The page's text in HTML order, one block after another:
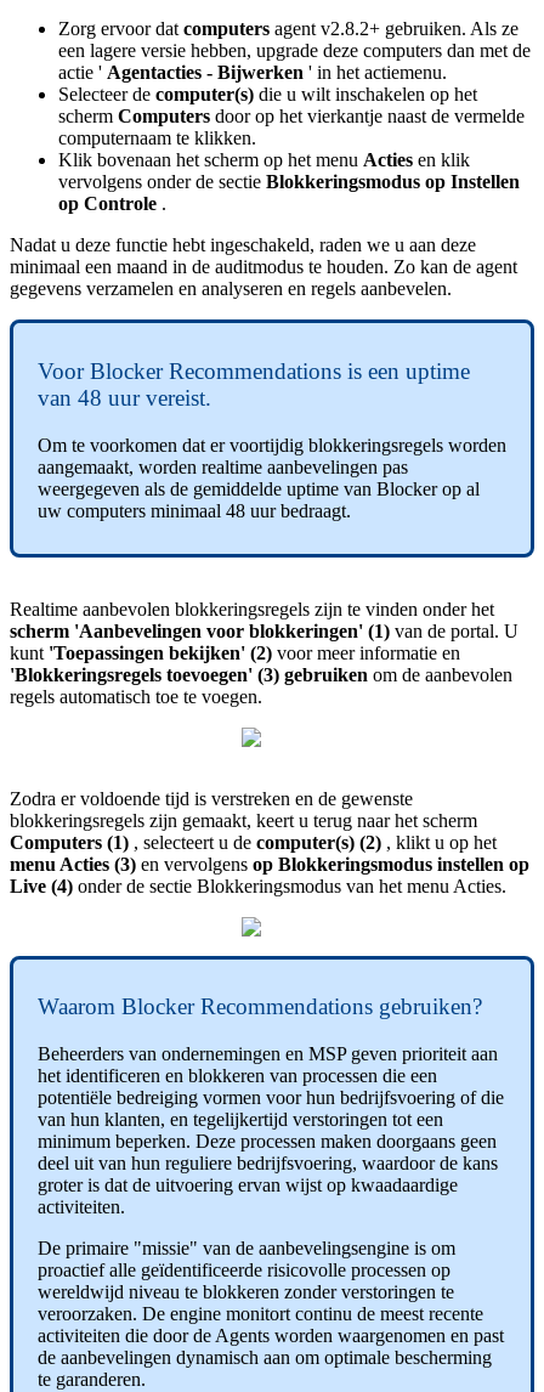
Zorg ervoor dat computers agent v2.8.2+ gebruiken. Als ze
een lagere versie hebben, upgrade deze computers dan met de
actie ' Agentacties - Bijwerken ' in het actiemenu.
Selecteer de computer(s) die u wilt inschakelen op het
scherm Computers door op het vierkantje naast de vermelde
computernaam te klikken.
Klik bovenaan het scherm op het menu Acties en klik
vervolgens onder de sectie Blokkeringsmodus op Instellen
op Controle .
Nadat u deze functie hebt ingeschakeld, raden we u aan deze
minimaal een maand in de auditmodus te houden. Zo kan de agent
gegevens verzamelen en analyseren en regels aanbevelen.
Voor Blocker Recommendations is een uptime
van 48 uur vereist.
Om te voorkomen dat er voortijdig blokkeringsregels worden
aangemaakt, worden realtime aanbevelingen pas
weergegeven als de gemiddelde uptime van Blocker op al
uw computers minimaal 48 uur bedraagt.
Realtime aanbevolen blokkeringsregels zijn te vinden onder het
scherm 'Aanbevelingen voor blokkeringen' (1) van de portal. U
kunt 'Toepassingen bekijken' (2) voor meer informatie en
'Blokkeringsregels toevoegen' (3) gebruiken om de aanbevolen
regels automatisch toe te voegen.
Zodra er voldoende tijd is verstreken en de gewenste
blokkeringsregels zijn gemaakt, keert u terug naar het scherm
Computers (1) , selecteert u de computer(s) (2) , klikt u op het
menu Acties (3) en vervolgens op Blokkeringsmodus instellen op
Live (4) onder de sectie Blokkeringsmodus van het menu Acties.
Waarom Blocker Recommendations gebruiken?
Beheerders van ondernemingen en MSP geven prioriteit aan
het identificeren en blokkeren van processen die een
potentiële bedreiging vormen voor hun bedrijfsvoering of die
van hun klanten, en tegelijkertijd verstoringen tot een
minimum beperken. Deze processen maken doorgaans geen
deel uit van hun reguliere bedrijfsvoering, waardoor de kans
groter is dat de uitvoering ervan wijst op kwaadaardige
activiteiten.
De primaire "missie" van de aanbevelingsengine is om
proactief alle geïdentificeerde risicovolle processen op
wereldwijd niveau te blokkeren zonder verstoringen te
veroorzaken. De engine monitort continu de meest recente
activiteiten die door de Agents worden waargenomen en past
de aanbevelingen dynamisch aan om optimale bescherming
te garanderen.